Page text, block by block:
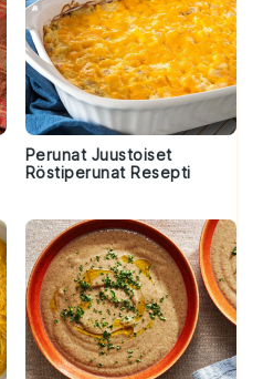
Perunat Juustoiset
Röstiperunat Resepti